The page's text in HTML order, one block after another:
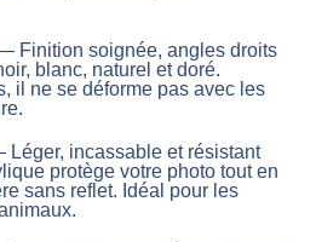
Finition soignée, angles droits
blanc, naturel et doré.
il ne se déforme pas avec les
incassable et résistant
protège votre photo tout en
sans reflet. Idéal pour les